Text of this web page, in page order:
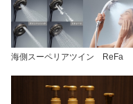
海側スーペリアツイン ReFa